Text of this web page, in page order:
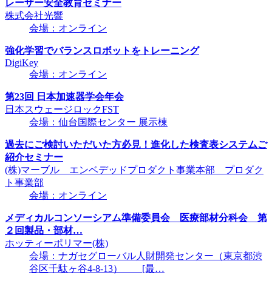
レーザー安全教育セミナー
株式会社光響
会場：オンライン
強化学習でバランスロボットをトレーニング
DigiKey
会場：オンライン
第23回 日本加速器学会年会
日本スウェージロックFST
会場：仙台国際センター 展示棟
過去にご検討いただいた方必見！進化した検査表システムご
紹介セミナー
(株)マーブル エンベデッドプロダクト事業本部 プロダク
ト事業部
会場：オンライン
メディカルコンソーシアム準備委員会 医療部材分科会 第
２回製品・部材…
ホッティーポリマー(株)
会場：ナガセグローバル人財開発センター（東京都渋
谷区千駄ヶ谷4-8-13） [最…